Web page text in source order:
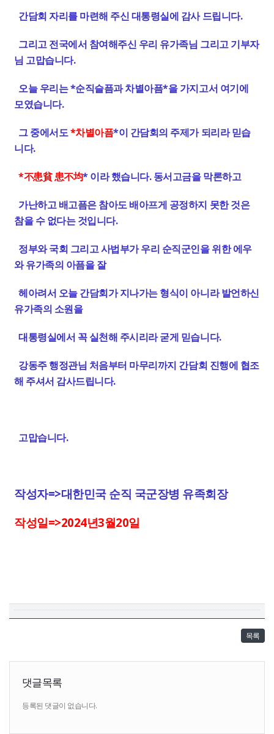
간담회 자리를 마련해 주신 대통령실에 감사 드립니다.
그리고 전국에서 참여해주신 우리 유가족님 그리고 기부자
님 고맙습니다.
오늘 우리는 *순직슬픔과 차별아픔*을 가지고서 여기에
모였습니다.
그 중에서도*차별아픔*이 간담회의 주제가 되리라 믿습
니다.
*不患貧 患不均* 이라 했습니다. 동서고금을 막론하고
가난하고 배고픔은 참아도 배아프게 공정하지 못한 것은
참을 수 없다는 것입니다.
정부와 국회 그리고 사법부가 우리 순직군인을 위한 에우
와 유가족의 아픔을 잘
헤아려서 오늘 간담회가 지나가는 형식이 아니라 발언하신
유가족의 소원을
대통령실에서 꼭 실천해 주시리라 굳게 믿습니다.
강동주 행정관님 처음부터 마무리까지 간담회 진행에 협조
해 주셔서 감사드립니다.
고맙습니다.
작성자=>대한민국 순직 국군장병 유족회장
작성일=>2024년3월20일
목록
댓글목록
등록된 댓글이 없습니다.